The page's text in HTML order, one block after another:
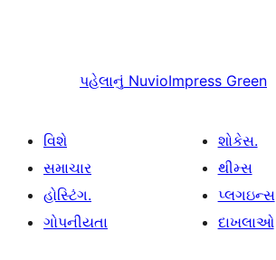
પહેલાનું NuvioImpress Green
વિશે
સમાચાર
હોસ્ટિંગ.
ગોપનીયતા
શોકેસ.
થીમ્સ
પ્લગઇન્સ
દાખલાઓ